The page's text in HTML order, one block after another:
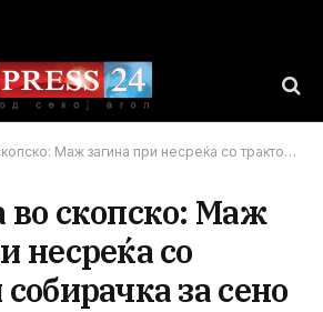
Маж загина при несреќа со трактор и собирачка за сено
во скопско: Маж
несреќа со
за сено